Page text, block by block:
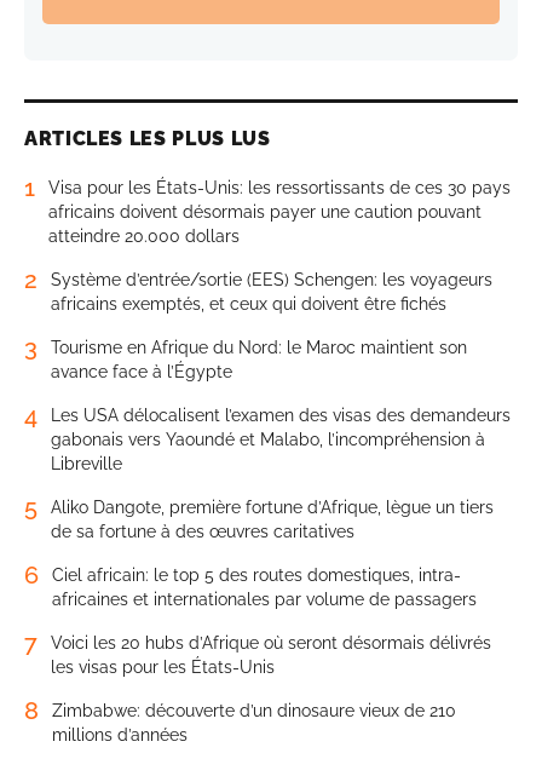
ARTICLES LES PLUS LUS
1
Visa pour les États-Unis: les ressortissants de ces 30 pays
africains doivent désormais payer une caution pouvant
atteindre 20.000 dollars
2
Système d’entrée/sortie (EES) Schengen: les voyageurs
africains exemptés, et ceux qui doivent être fichés
3
Tourisme en Afrique du Nord: le Maroc maintient son
avance face à l’Égypte
4
Les USA délocalisent l’examen des visas des demandeurs
gabonais vers Yaoundé et Malabo, l’incompréhension à
Libreville
5
Aliko Dangote, première fortune d’Afrique, lègue un tiers
de sa fortune à des œuvres caritatives
6
Ciel africain: le top 5 des routes domestiques, intra-
africaines et internationales par volume de passagers
7
Voici les 20 hubs d’Afrique où seront désormais délivrés
les visas pour les États-Unis
8
Zimbabwe: découverte d’un dinosaure vieux de 210
millions d’années